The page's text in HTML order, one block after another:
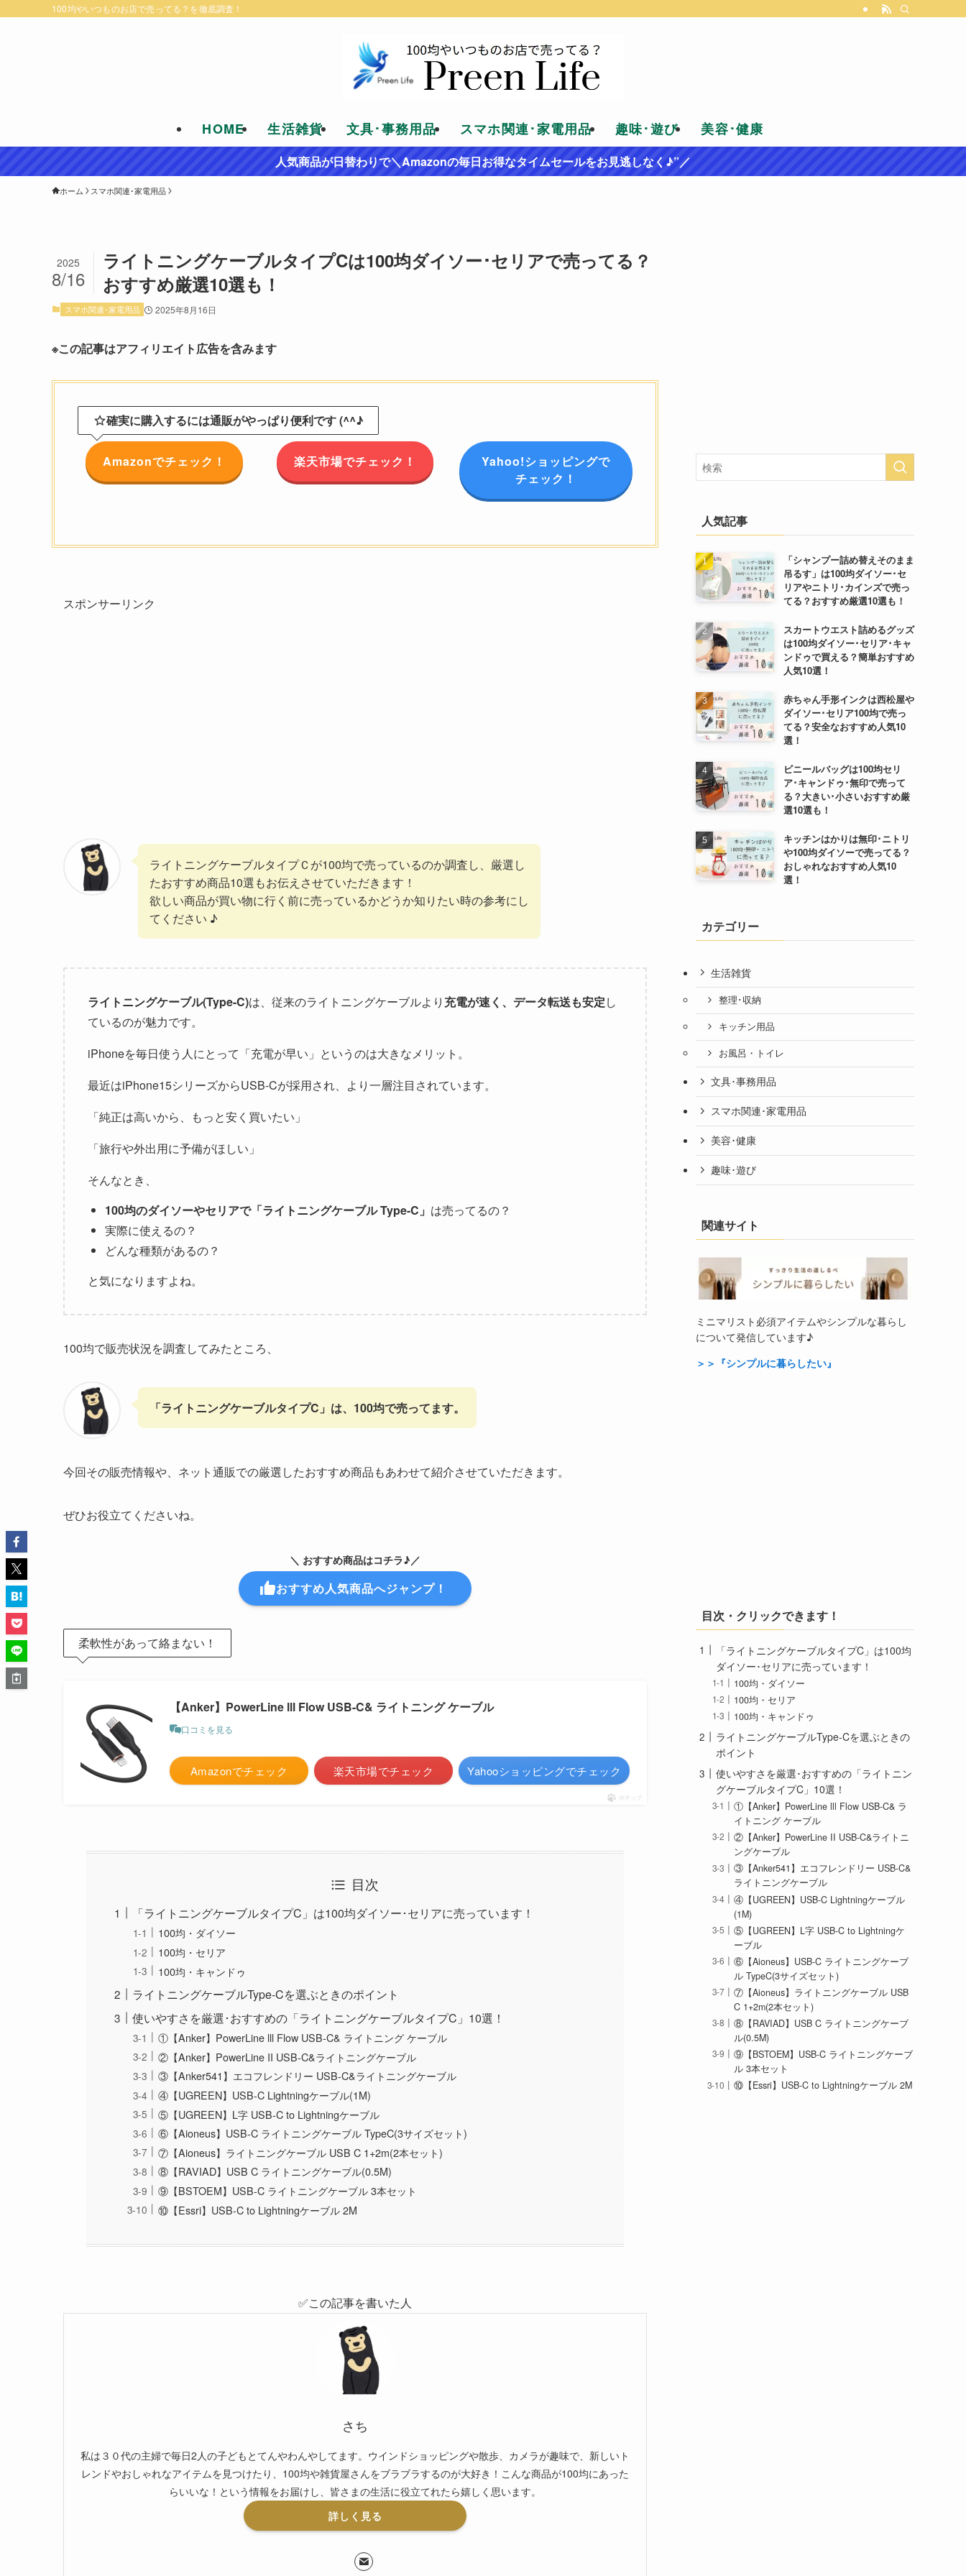
100均やいつものお店で売ってる？を徹底調査！
HOME 生活雑貨 文具･事務用品 スマホ関連･家電用品 趣味･遊び 美容･健康
人気商品が日替わりで＼Amazonの毎日お得なタイムセールをお見逃しなく♪”／
ホーム スマホ関連･家電用品
ライトニングケーブルタイプCは100均ダイソー･セリアで売ってる？
おすすめ厳選10選も！
2025
8/16
スマホ関連･家電用品 2025年8月16日
※この記事はアフィリエイト広告を含みます
確実に購入するには通販がやっぱり便利です (^^♪
Amazonでチェック！ 楽天市場でチェック！
Yahoo!ショッピングで
チェック！
スポンサーリンク
ライトニングケーブルタイプＣが100均で売っているのか調査し、厳選し
たおすすめ商品10選もお伝えさせていただきます！
欲しい商品が買い物に行く前に売っているかどうか知りたい時の参考にし
てください ♪
ライトニングケーブル(Type-C)は、従来のライトニングケーブルより 充電が速く、データ転送も安定し
ているのが魅力です。
iPhoneを毎日使う人にとって「充電が早い」というのは大きなメリット。
最近はiPhone15シリーズからUSB-Cが採用され、より一層注目されています。
「純正は高いから、もっと安く買いたい」
「旅行や外出用に予備がほしい」
そんなとき、
100均のダイソーやセリアで「ライトニングケーブル Type-C」 は売ってるの？
実際に使えるの？
どんな種類があるの？
と気になりますよね。
100均で販売状況を調査してみたところ、
「ライトニングケーブルタイプC」は、100均で売ってます。
今回その販売情報や、ネット通販での厳選したおすすめ商品もあわせて紹介させていただきます。
ぜひお役立てくださいね。
＼ おすすめ商品はコチラ♪／
おすすめ人気商品へジャンプ！
柔軟性があって絡まない！
【Anker】PowerLine lll Flow USB-C& ライトニング ケーブル
口コミを見る
Amazonでチェック 楽天市場でチェック Yahooショッピングでチェック
ポチップ
目次
「ライトニングケーブルタイプC」は100均ダイソー･セリアに売っています！
100均・ダイソー
100均・セリア
100均・キャンドゥ
ライトニングケーブルType-Cを選ぶときのポイント
使いやすさを厳選･おすすめの「ライトニングケーブルタイプC」10選！
①【Anker】PowerLine lll Flow USB-C& ライトニング ケーブル
②【Anker】PowerLine II USB-C&ライトニングケーブル
③【Anker541】エコフレンドリー USB-C&ライトニングケーブル
④【UGREEN】USB-C Lightningケーブル(1M)
⑤【UGREEN】L字 USB-C to Lightningケーブル
⑥【Aioneus】USB-C ライトニングケーブル TypeC(3サイズセット)
⑦【Aioneus】ライトニングケーブル USB C 1+2m(2本セット)
⑧【RAVIAD】USB C ライトニングケーブル(0.5M)
⑨【BSTOEM】USB-C ライトニングケーブル 3本セット
⑩【Essri】USB-C to Lightningケーブル 2M
✅この記事を書いた人
さち
私は３０代の主婦で毎日2人の子どもとてんやわんやしてます。ウインドショッピングや散歩、カメラが趣味で、新しいト
レンドやおしゃれなアイテムを見つけたり、100均や雑貨屋さんをブラブラするのが大好き！こんな商品が100均にあった
らいいな！という情報をお届けし、皆さまの生活に役立てれたら嬉しく思います。
詳しく見る
人気記事
「シャンプー詰め替えそのまま
吊るす」は100均ダイソー･セ
リアやニトリ･カインズで売っ
てる？おすすめ厳選10選も！
スカートウエスト詰めるグッズ
は100均ダイソー･セリア･キャ
ンドゥで買える？簡単おすすめ
人気10選！
赤ちゃん手形インクは西松屋や
ダイソー･セリア100均で売っ
てる？安全なおすすめ人気10
選！
ビニールバッグは100均セリ
ア･キャンドゥ･無印で売って
る？大きい･小さいおすすめ厳
選10選も！
キッチンはかりは無印･ニトリ
や100均ダイソーで売ってる？
おしゃれなおすすめ人気10
選！
カテゴリー
生活雑貨
整理･収納
キッチン用品
お風呂・トイレ
文具･事務用品
スマホ関連･家電用品
美容･健康
趣味･遊び
関連サイト
ミニマリスト必須アイテムやシンプルな暮らし
について発信しています♪
＞＞『シンプルに暮らしたい』
目次・クリックできます！
「ライトニングケーブルタイプC」は100均
ダイソー･セリアに売っています！
100均・ダイソー
100均・セリア
100均・キャンドゥ
ライトニングケーブルType-Cを選ぶときの
ポイント
使いやすさを厳選･おすすめの「ライトニン
グケーブルタイプC」10選！
①【Anker】PowerLine lll Flow USB-C& ラ
イトニング ケーブル
②【Anker】PowerLine II USB-C&ライトニ
ングケーブル
③【Anker541】エコフレンドリー USB-C&
ライトニングケーブル
④【UGREEN】USB-C Lightningケーブル
(1M)
⑤【UGREEN】L字 USB-C to Lightningケ
ーブル
⑥【Aioneus】USB-C ライトニングケーブ
ル TypeC(3サイズセット)
⑦【Aioneus】ライトニングケーブル USB
C 1+2m(2本セット)
⑧【RAVIAD】USB C ライトニングケーブ
ル(0.5M)
⑨【BSTOEM】USB-C ライトニングケーブ
ル 3本セット
⑩【Essri】USB-C to Lightningケーブル 2M